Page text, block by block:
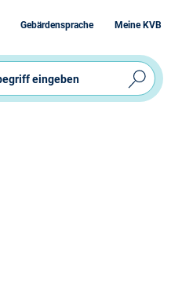
Gebärdensprache Meine KVB